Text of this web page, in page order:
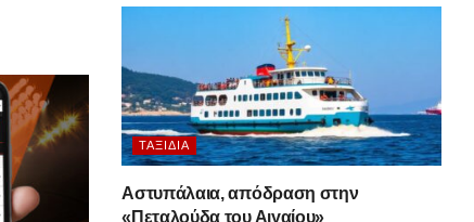
ΤΑΞΊΔΙΑ
Αστυπάλαια, απόδραση στην
«Πεταλούδα του Αιγαίου»